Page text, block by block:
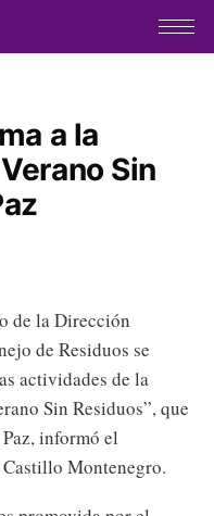
a la
Sin
de la Dirección
de Residuos se
actividades de la
Sin Residuos”, que
informó el
Montenegro.